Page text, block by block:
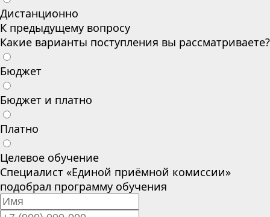
Дистанционно
К предыдущему вопросу
Какие варианты поступления вы рассматриваете?
Бюджет
Бюджет и платно
Платно
Целевое обучение
Специалист «Единой приёмной комиссии»
подобрал программу обучения